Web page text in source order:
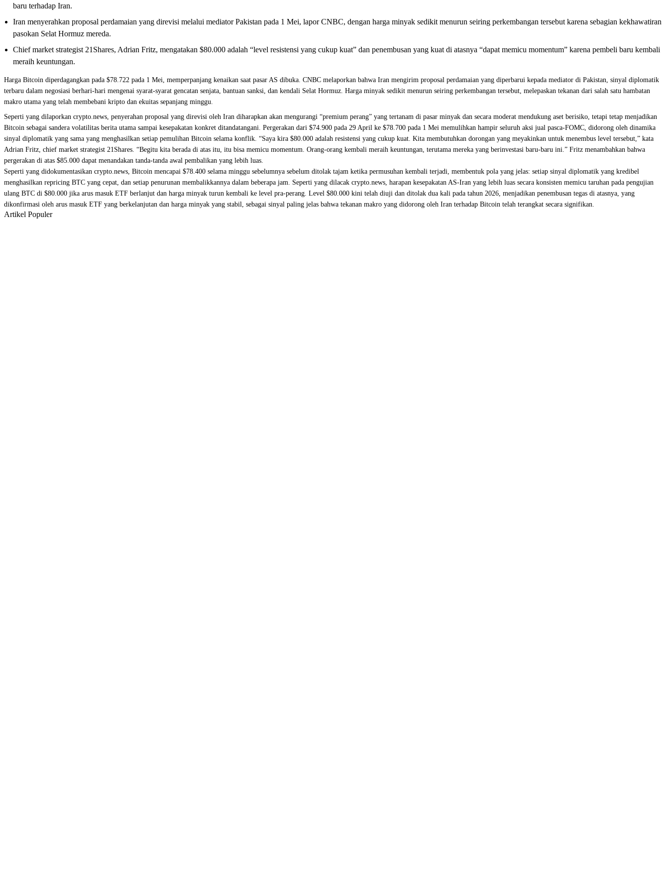
baru terhadap Iran.
Iran menyerahkan proposal perdamaian yang direvisi melalui mediator Pakistan pada 1 Mei, lapor CNBC, dengan harga minyak sedikit menurun seiring perkembangan tersebut karena sebagian kekhawatiran
pasokan Selat Hormuz mereda.
Chief market strategist 21Shares, Adrian Fritz, mengatakan $80.000 adalah “level resistensi yang cukup kuat” dan penembusan yang kuat di atasnya “dapat memicu momentum” karena pembeli baru kembali
meraih keuntungan.
Harga Bitcoin diperdagangkan pada $78.722 pada 1 Mei, memperpanjang kenaikan saat pasar AS dibuka. CNBC melaporkan bahwa Iran mengirim proposal perdamaian yang diperbarui kepada mediator di Pakistan, sinyal diplomatik
terbaru dalam negosiasi berhari-hari mengenai syarat-syarat gencatan senjata, bantuan sanksi, dan kendali Selat Hormuz. Harga minyak sedikit menurun seiring perkembangan tersebut, melepaskan tekanan dari salah satu hambatan
makro utama yang telah membebani kripto dan ekuitas sepanjang minggu.
Seperti yang dilaporkan crypto.news, penyerahan proposal yang direvisi oleh Iran diharapkan akan mengurangi “premium perang” yang tertanam di pasar minyak dan secara moderat mendukung aset berisiko, tetapi tetap menjadikan
Bitcoin sebagai sandera volatilitas berita utama sampai kesepakatan konkret ditandatangani. Pergerakan dari $74.900 pada 29 April ke $78.700 pada 1 Mei memulihkan hampir seluruh aksi jual pasca-FOMC, didorong oleh dinamika
sinyal diplomatik yang sama yang menghasilkan setiap pemulihan Bitcoin selama konflik. “Saya kira $80.000 adalah resistensi yang cukup kuat. Kita membutuhkan dorongan yang meyakinkan untuk menembus level tersebut,” kata
Adrian Fritz, chief market strategist 21Shares. “Begitu kita berada di atas itu, itu bisa memicu momentum. Orang-orang kembali meraih keuntungan, terutama mereka yang berinvestasi baru-baru ini.” Fritz menambahkan bahwa
pergerakan di atas $85.000 dapat menandakan tanda-tanda awal pembalikan yang lebih luas.
Seperti yang didokumentasikan crypto.news, Bitcoin mencapai $78.400 selama minggu sebelumnya sebelum ditolak tajam ketika permusuhan kembali terjadi, membentuk pola yang jelas: setiap sinyal diplomatik yang kredibel
menghasilkan repricing BTC yang cepat, dan setiap penurunan membalikkannya dalam beberapa jam. Seperti yang dilacak crypto.news, harapan kesepakatan AS-Iran yang lebih luas secara konsisten memicu taruhan pada pengujian
ulang BTC di $80.000 jika arus masuk ETF berlanjut dan harga minyak turun kembali ke level pra-perang. Level $80.000 kini telah diuji dan ditolak dua kali pada tahun 2026, menjadikan penembusan tegas di atasnya, yang
dikonfirmasi oleh arus masuk ETF yang berkelanjutan dan harga minyak yang stabil, sebagai sinyal paling jelas bahwa tekanan makro yang didorong oleh Iran terhadap Bitcoin telah terangkat secara signifikan.
Artikel Populer